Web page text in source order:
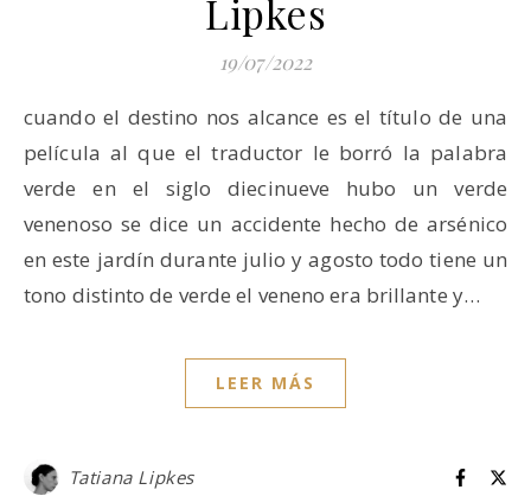
Lipkes
19/07/2022
cuando el destino nos alcance es el título de una
película al que el traductor le borró la palabra
verde en el siglo diecinueve hubo un verde
venenoso se dice un accidente hecho de arsénico
en este jardín durante julio y agosto todo tiene un
tono distinto de verde el veneno era brillante y…
LEER MÁS
Tatiana Lipkes